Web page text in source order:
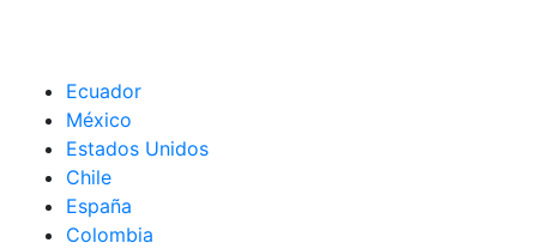
Ecuador
México
Estados Unidos
Chile
España
Colombia